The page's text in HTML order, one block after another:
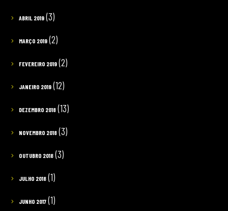
ABRIL 2019(3)
MARÇO 2019(2)
FEVEREIRO 2019(2)
JANEIRO 2019(12)
DEZEMBRO 2018(13)
NOVEMBRO 2018(3)
OUTUBRO 2018(3)
JULHO 2018(1)
JUNHO 2017(1)